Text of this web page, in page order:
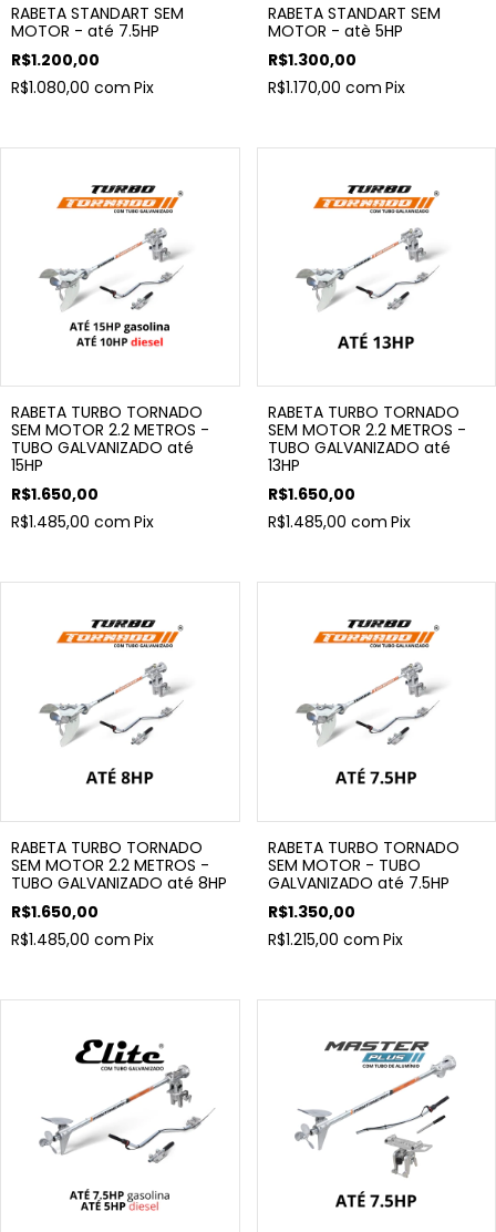
RABETA STANDART SEM
MOTOR - até 7.5HP
R$1.200,00
R$1.080,00 com Pix
RABETA STANDART SEM
MOTOR - atè 5HP
R$1.300,00
R$1.170,00 com Pix
RABETA TURBO TORNADO
SEM MOTOR 2.2 METROS -
TUBO GALVANIZADO até
15HP
R$1.650,00
R$1.485,00 com Pix
RABETA TURBO TORNADO
SEM MOTOR 2.2 METROS -
TUBO GALVANIZADO até
13HP
R$1.650,00
R$1.485,00 com Pix
RABETA TURBO TORNADO
SEM MOTOR 2.2 METROS -
TUBO GALVANIZADO até 8HP
R$1.650,00
R$1.485,00 com Pix
RABETA TURBO TORNADO
SEM MOTOR - TUBO
GALVANIZADO até 7.5HP
R$1.350,00
R$1.215,00 com Pix